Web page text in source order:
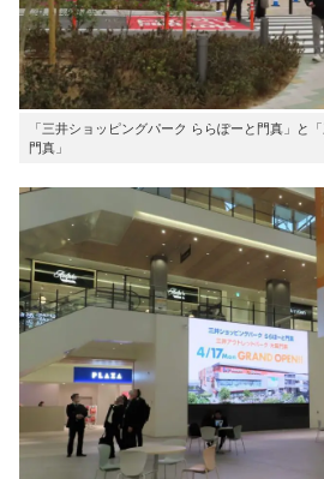
「三井ショッピングパーク ららぽーと門真」と
門真」